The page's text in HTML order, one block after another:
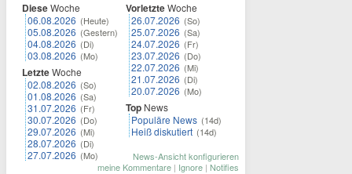
DieseWoche
06.08.2026 (Heute)
05.08.2026 (Gestern)
04.08.2026 (Di)
03.08.2026 (Mo)
LetzteWoche
02.08.2026 (So)
01.08.2026 (Sa)
31.07.2026 (Fr)
30.07.2026 (Do)
29.07.2026 (Mi)
28.07.2026 (Di)
27.07.2026 (Mo)
VorletzteWoche
26.07.2026 (So)
25.07.2026 (Sa)
24.07.2026 (Fr)
23.07.2026 (Do)
22.07.2026 (Mi)
21.07.2026 (Di)
20.07.2026 (Mo)
Top News
Populäre News (14d)
Heiß diskutiert (14d)
News-Ansicht konfigurieren
meine Kommentare | Ignore | Notifies